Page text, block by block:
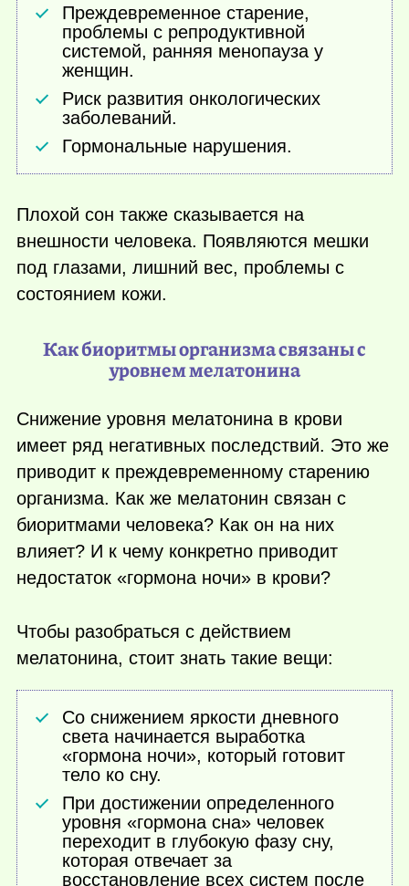
Преждевременное старение,
проблемы с репродуктивной
системой, ранняя менопауза у
женщин.
Риск развития онкологических
заболеваний.
Гормональные нарушения.
Плохой сон также сказывается на
внешности человека. Появляются мешки
под глазами, лишний вес, проблемы с
состоянием кожи.
Как биоритмы организма связаны с
уровнем мелатонина
Снижение уровня мелатонина в крови
имеет ряд негативных последствий. Это же
приводит к преждевременному старению
организма. Как же мелатонин связан с
биоритмами человека? Как он на них
влияет? И к чему конкретно приводит
недостаток «гормона ночи» в крови?
Чтобы разобраться с действием
мелатонина, стоит знать такие вещи:
Со снижением яркости дневного
света начинается выработка
«гормона ночи», который готовит
тело ко сну.
При достижении определенного
уровня «гормона сна» человек
переходит в глубокую фазу сну,
которая отвечает за
восстановление всех систем после